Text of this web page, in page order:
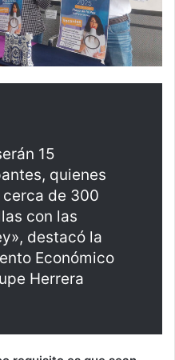
15
quienes
de 300
con las
destacó la
Económico
Herrera